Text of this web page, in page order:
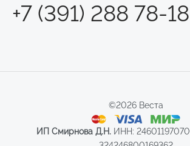
+7 (391) 288 78-18
©2026 Веста
ИП Смирнова Д.Н. ИНН: